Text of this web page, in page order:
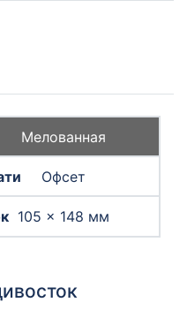
Мелованная
Офсет
105 × 148 мм